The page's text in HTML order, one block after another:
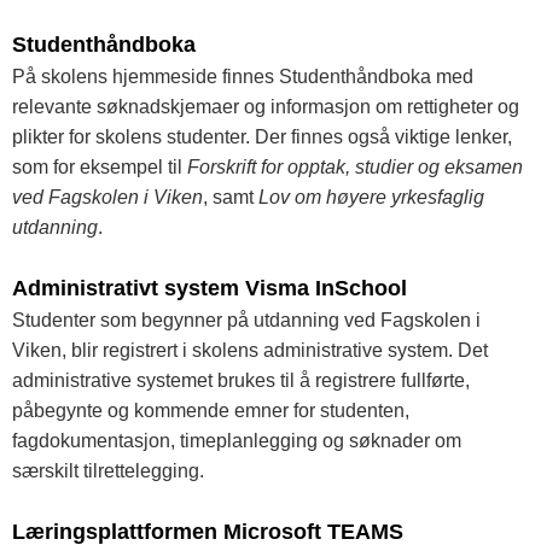
Studenthåndboka
På skolens hjemmeside finnes Studenthåndboka med
relevante søknadskjemaer og informasjon om rettigheter og
plikter for skolens studenter. Der finnes også viktige lenker,
som for eksempel til Forskrift for opptak, studier og eksamen
ved Fagskolen i Viken, samtLov om høyere yrkesfaglig
utdanning.
Administrativt system Visma InSchool
Studenter som begynner på utdanning ved Fagskolen i
Viken, blir registrert i skolens administrative system. Det
administrative systemet brukes til å registrere fullførte,
påbegynte og kommende emner for studenten,
fagdokumentasjon, timeplanlegging og søknader om
særskilt tilrettelegging.
Læringsplattformen Microsoft TEAMS